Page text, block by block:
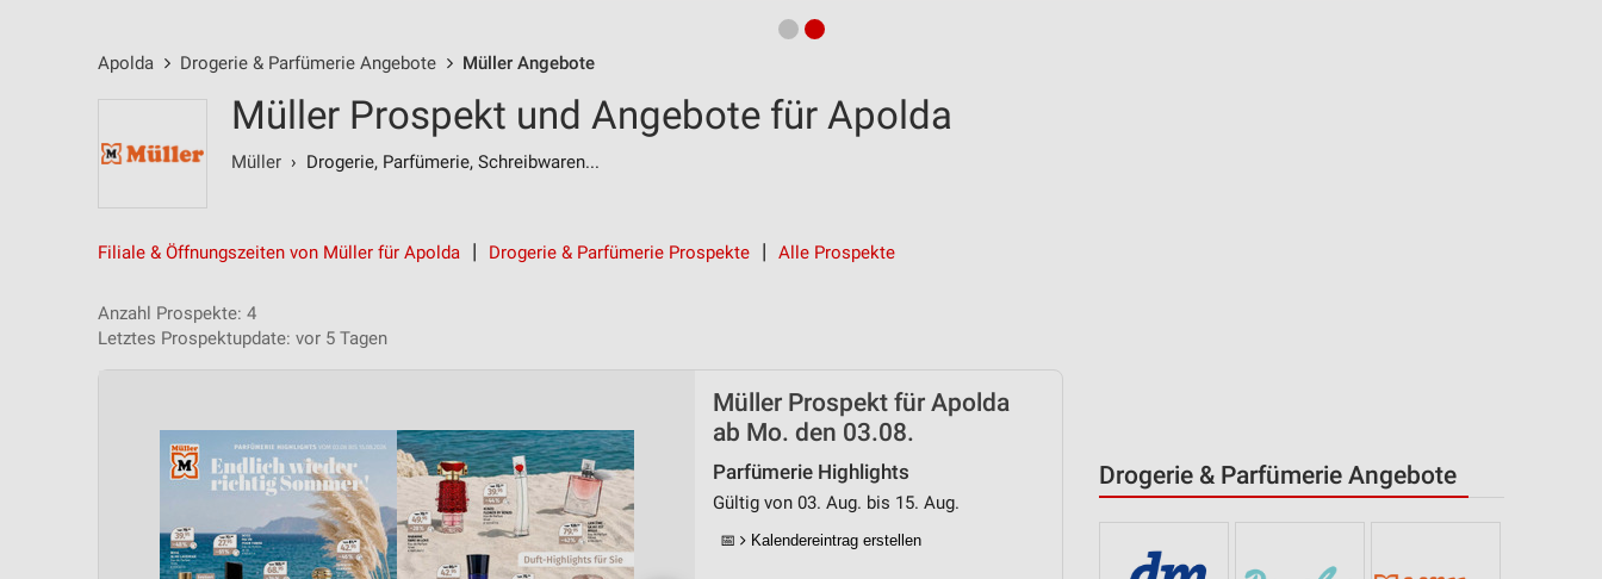
Apolda Drogerie & Parfümerie Angebote Müller Angebote
Drogerie & Parfümerie Angebote
Müller Prospekt und Angebote für Apolda
Müller › Drogerie, Parfümerie, Schreibwaren...
Filiale & Öffnungszeiten von Müller für Apolda Drogerie & Parfümerie Prospekte Alle Prospekte
Anzahl Prospekte: 4
Letztes Prospektupdate: vor 5 Tagen
Müller Prospekt für Apolda
ab Mo. den 03.08.
Parfümerie Highlights
Gültig von 03. Aug. bis 15. Aug.
📅 Kalendereintrag erstellen